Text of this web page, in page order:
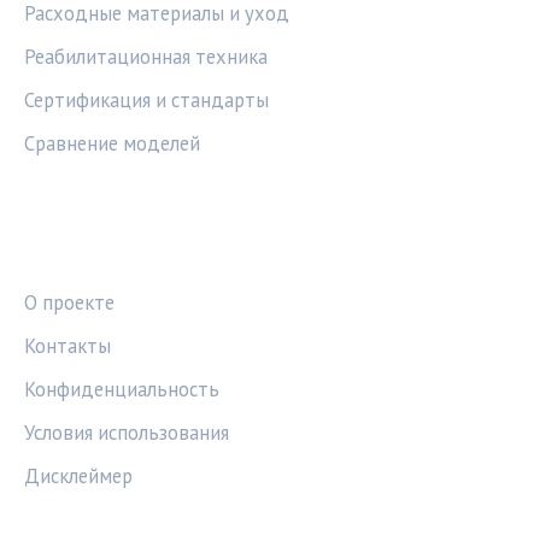
Расходные материалы и уход
Реабилитационная техника
Сертификация и стандарты
Сравнение моделей
О проекте
Контакты
Конфиденциальность
Условия использования
Дисклеймер